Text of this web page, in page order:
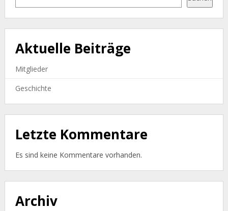
Aktuelle Beiträge
Mitglieder
Geschichte
Letzte Kommentare
Es sind keine Kommentare vorhanden.
Archiv